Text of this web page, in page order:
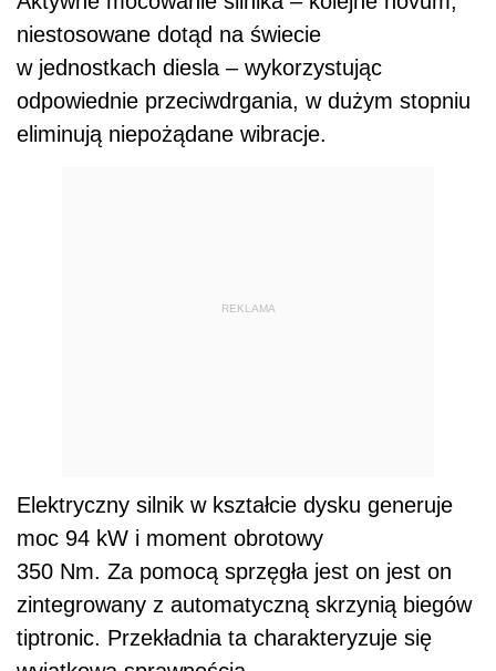
niestosowane dotąd na świecie
w jednostkach diesla – wykorzystując
odpowiednie przeciwdrgania, w dużym stopniu
eliminują niepożądane wibracje.
REKLAMA
Elektryczny silnik w kształcie dysku generuje
moc 94 kW i moment obrotowy
350 Nm. Za pomocą sprzęgła jest on jest on
zintegrowany z automatyczną skrzynią biegów
tiptronic. Przekładnia ta charakteryzuje się